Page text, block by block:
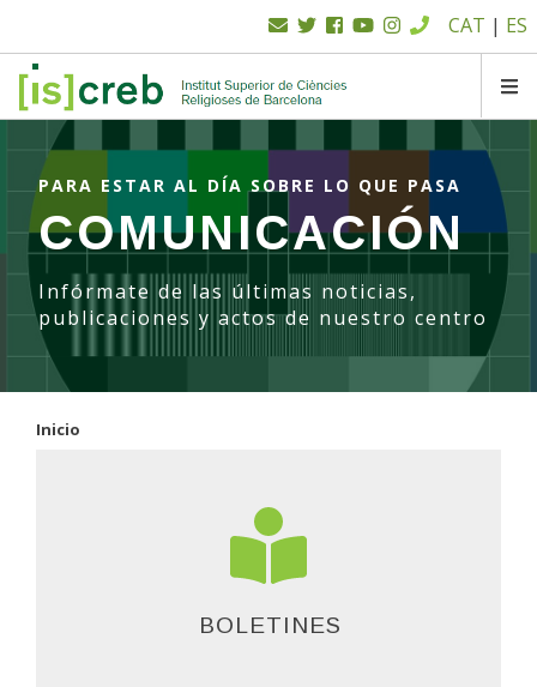
contenido
principal
superior
SK
CAT | ES
PARA ESTAR AL DÍA SOBRE LO QUE PASA
COMUNICACIÓN
Infórmate de las últimas noticias,
publicaciones y actos de nuestro centro
Inicio
BOLETINES